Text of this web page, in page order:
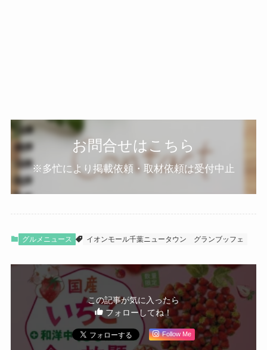
お問合せはこちら
※多忙により掲載依頼・取材依頼は受付中止
グルメニュース イオンモール千葉ニュータウン グランブッフェ
この記事が気に入ったら
フォローしてね！
Follow Me